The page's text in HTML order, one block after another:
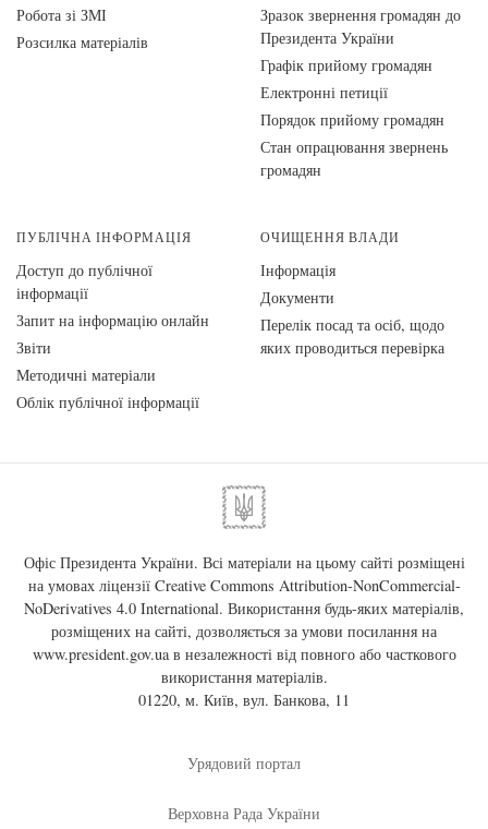
Робота зі ЗМІ
Розсилка матеріалів
Зразок звернення громадян до
Президента України
Графік прийому громадян
Електронні петиції
Порядок прийому громадян
Стан опрацювання звернень
громадян
ПУБЛІЧНА ІНФОРМАЦІЯ
Доступ до публічної
інформації
Запит на інформацію онлайн
Звіти
Методичні матеріали
Облік публічної інформації
ОЧИЩЕННЯ ВЛАДИ
Інформація
Документи
Перелік посад та осіб, щодо
яких проводиться перевірка
Офіс Президента України. Всі матеріали на цьому сайті розміщені
на умовах ліцензії Creative Commons Attribution-NonCommercial-
NoDerivatives 4.0 International. Використання будь-яких матеріалів,
розміщених на сайті, дозволяється за умови посилання на
www.president.gov.uaв незалежності від повного або часткового
використання матеріалів.
01220, м. Київ, вул. Банкова, 11
Урядовий портал
Верховна Рада України